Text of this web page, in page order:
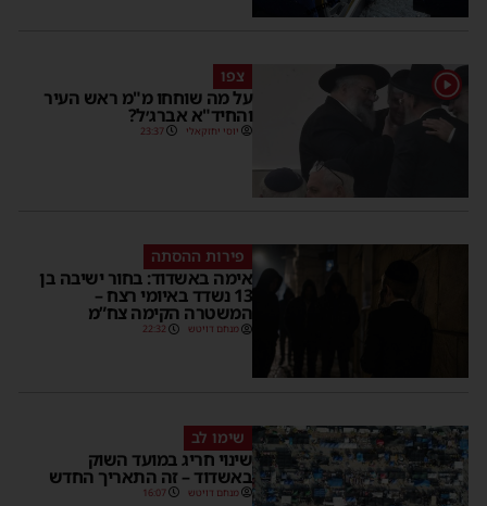
1 צפו
על מה שוחחו מ"מ ראש העיר
והחיד"א אברג׳ל?
יוסי יחזקאלי 23:37
פירות ההסתה
אימה באשדוד: בחור ישיבה בן
13 נשדד באיומי רצח –
המשטרה הקימה צח”מ
מנחם דויטש 22:32
שימו לב
שינוי חריג במועד השוק
באשדוד – זה התאריך החדש
מנחם דויטש 16:07